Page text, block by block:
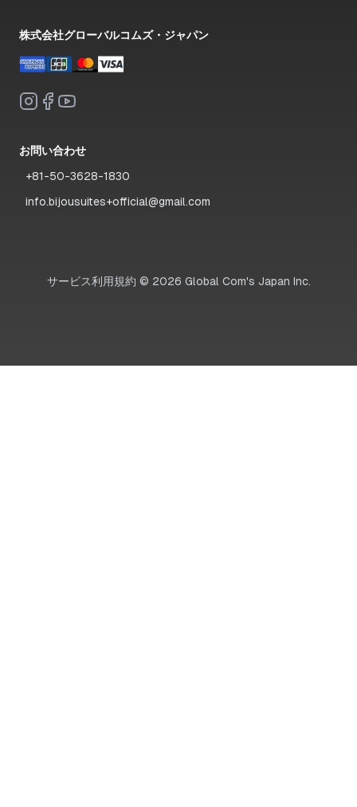
株式会社グローバルコムズ・ジャパン
お問い合わせ
+81-50-3628-1830
info.bijousuites+official@gmail.com
サービス利用規約 © 2026 Global Com's Japan Inc.